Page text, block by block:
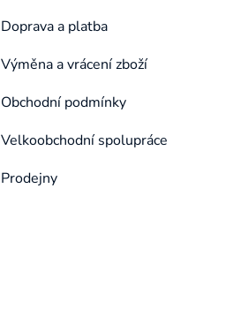
Doprava a platba
Výměna a vrácení zboží
Obchodní podmínky
Velkoobchodní spolupráce
Prodejny